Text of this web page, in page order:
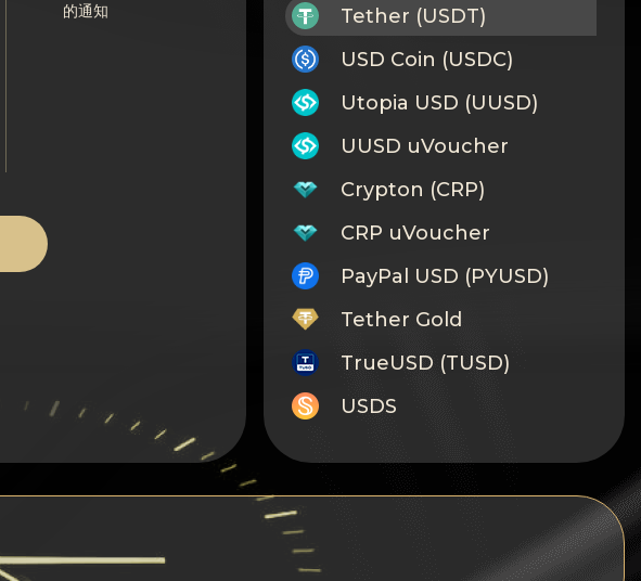
的通知
Tether (USDT)
USD Coin (USDC)
Utopia USD (UUSD)
UUSD uVoucher
Crypton (CRP)
CRP uVoucher
PayPal USD (PYUSD)
Tether Gold
TrueUSD (TUSD)
USDS
Tron